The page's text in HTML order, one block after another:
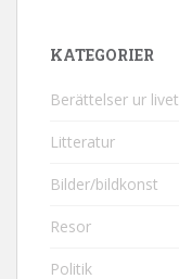
KATEGORIER
Berättelser ur livet
Litteratur
Bilder/bildkonst
Resor
Politik